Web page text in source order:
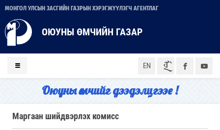
МОНГОЛ УЛСЫН ЗАСГИЙН ГАЗРЫН ХЭРЭГЖҮҮЛЭГЧ АГЕНТЛАГ
ОЮУНЫ ӨМЧИЙН ГАЗАР
EN ᠮᠣᠨ
Оюуны өмчийг дээдэлцгээе !
Маргаан шийдвэрлэх комисс